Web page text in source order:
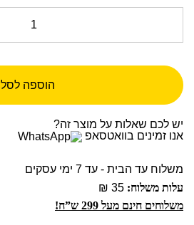
הוספה לסל
יש לכם שאלות על מוצר זה?
אנו זמינים בוואטסאפ
משלוח עד הבית - עד 7 ימי עסקים
עלות משלוח:
משלוחים חינם מעל 299 ש”ח!